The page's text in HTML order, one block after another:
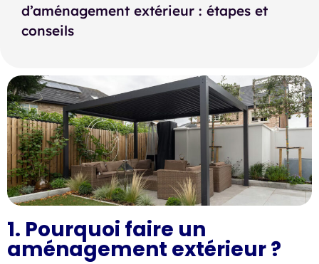
d’aménagement extérieur : étapes et
conseils
1. Pourquoi faire un
aménagement extérieur ?